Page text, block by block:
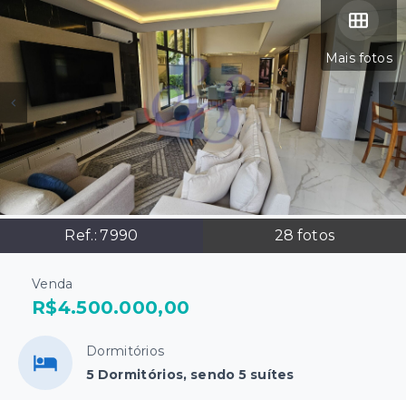
Mais fotos
Ref.:7990 28 fotos
Venda
R$4.500.000,00
Dormitórios
5 Dormitórios, sendo 5 suítes